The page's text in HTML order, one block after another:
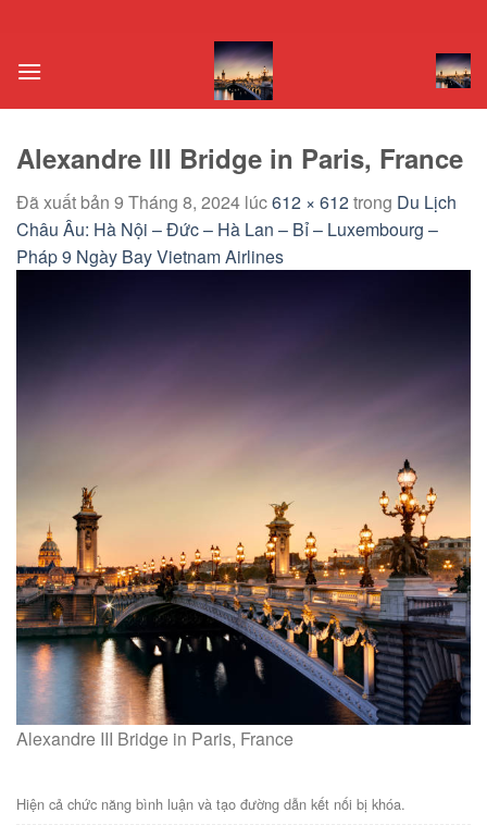
nội
Alexandre III Bridge in Paris, France
Đã xuất bản 9 Tháng 8, 2024 lúc612 × 612trong Du Lịch
Châu Âu: Hà Nội – Đức – Hà Lan – Bỉ – Luxembourg –
Pháp 9 Ngày Bay Vietnam Airlines
Alexandre III Bridge in Paris, France
Hiện cả chức năng bình luận và tạo đường dẫn kết nối bị khóa.